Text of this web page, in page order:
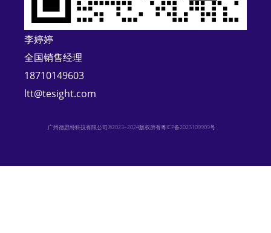
:
李婷婷
全国销售经理
18710149603
ltt@tesight.com
广州德思特科技有限公司©2023–2024版权所有粤ICP备2023109909号